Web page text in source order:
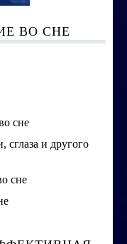
ВО СНЕ
сне
и другого
сне